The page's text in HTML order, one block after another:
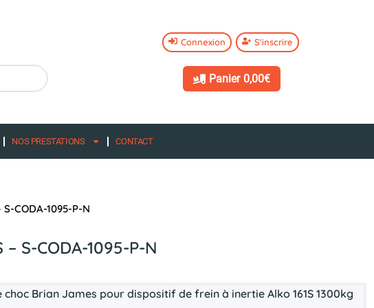
Connexion S'inscrire
Panier 0,00€
NOS PRESTATIONS CONTACT
S-CODA-1095-P-N
CODA-1095-P-N
Brian James pour dispositif de frein à inertie Alko 161S 1300kg